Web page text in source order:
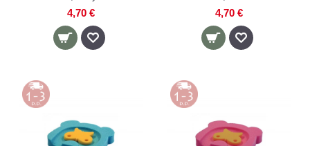
4,70 € 4,70 €